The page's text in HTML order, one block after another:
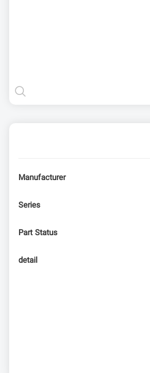
Manufacturer
Series
Part Status
detail